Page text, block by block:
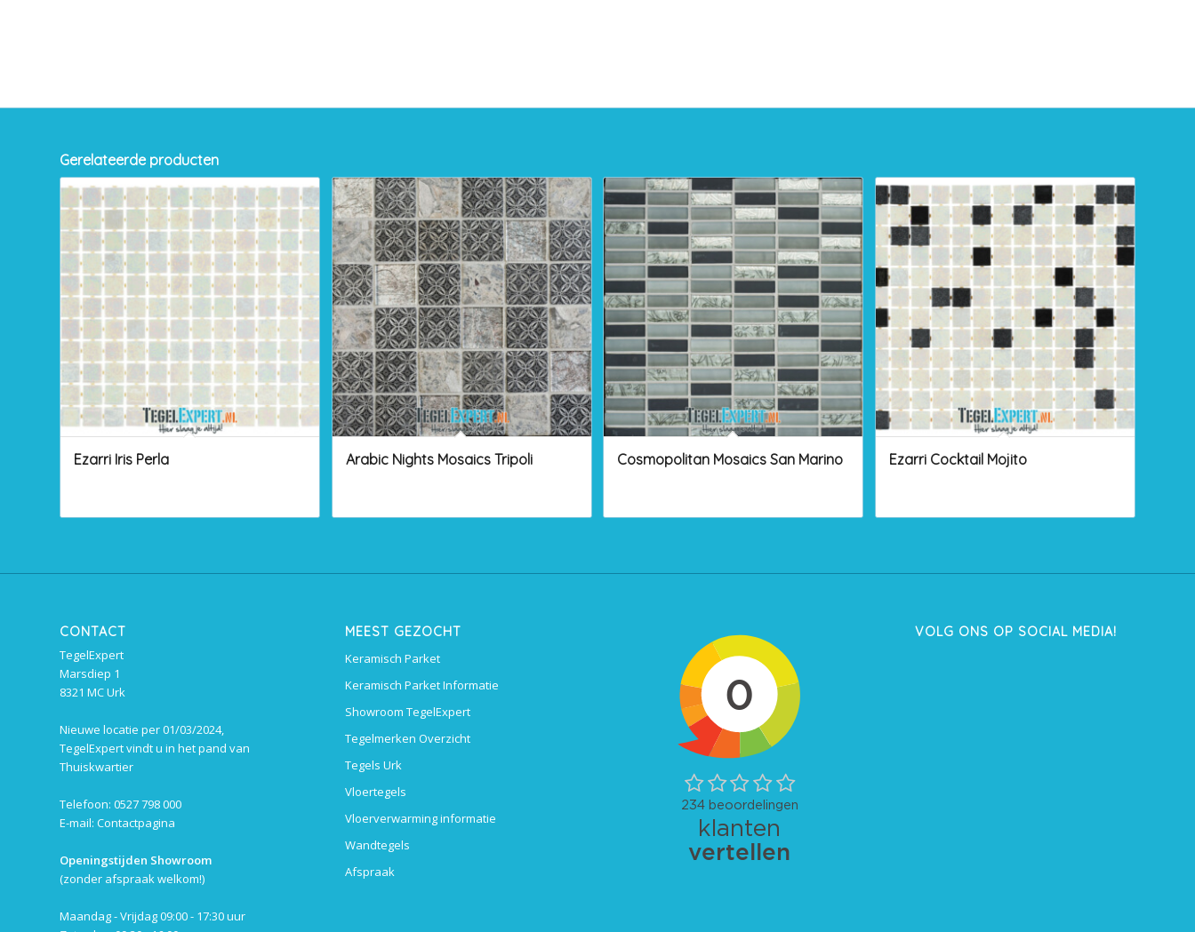
Gerelateerde producten
Ezarri Iris Perla Arabic Nights Mosaics Tripoli Cosmopolitan Mosaics San Marino Ezarri Cocktail Mojito
CONTACT
TegelExpert
Marsdiep 1
8321 MC Urk
Nieuwe locatie per 01/03/2024,
TegelExpert vindt u in het pand van
Thuiskwartier
Telefoon: 0527 798 000
E-mail: Contactpagina
Openingstijden Showroom
(zonder afspraak welkom!)
Maandag - Vrijdag 09:00 - 17:30 uur
MEEST GEZOCHT
Keramisch Parket
Keramisch Parket Informatie
Showroom TegelExpert
Tegelmerken Overzicht
Tegels Urk
Vloertegels
Vloerverwarming informatie
Wandtegels
Afspraak
VOLG ONS OP SOCIAL MEDIA!